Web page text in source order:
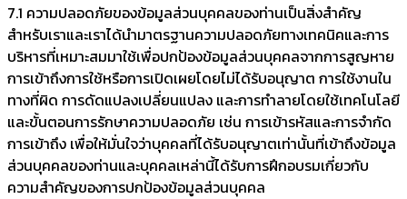
7.1 ความปลอดภัยของข้อมูลส่วนบุคคลของท่านเป็นสิ่งสำคัญ
สำหรับเราและเราได้นำมาตรฐานความปลอดภัยทางเทคนิคและการ
บริหารที่เหมาะสมมาใช้เพื่อปกป้องข้อมูลส่วนบุคคลจากการสูญหาย
การเข้าถึงการใช้หรือการเปิดเผยโดยไม่ได้รับอนุญาต การใช้งานใน
ทางที่ผิด การดัดแปลงเปลี่ยนแปลง และการทำลายโดยใช้เทคโนโลยี
และขั้นตอนการรักษาความปลอดภัย เช่น การเข้ารหัสและการจำกัด
การเข้าถึง เพื่อให้มั่นใจว่าบุคคลที่ได้รับอนุญาตเท่านั้นที่เข้าถึงข้อมูล
ส่วนบุคคลของท่านและบุคคลเหล่านี้ได้รับการฝึกอบรมเกี่ยวกับ
ความสำคัญของการปกป้องข้อมูลส่วนบุคคล